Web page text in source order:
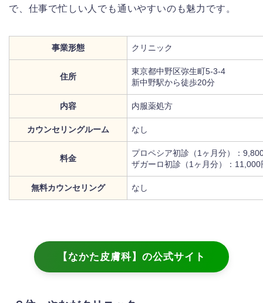
で、仕事で忙しい人でも通いやすいのも魅力です。
事業形態 クリニック
住所
東京都中野区弥生町5-3-4
新中野駅から徒歩20分
内容 内服薬処方
カウンセリングルーム なし
料金
プロペシア初診（1ヶ月分）：
ザガーロ初診（1ヶ月分）：11,000
無料カウンセリング なし
【なかた皮膚科】の公式サイト